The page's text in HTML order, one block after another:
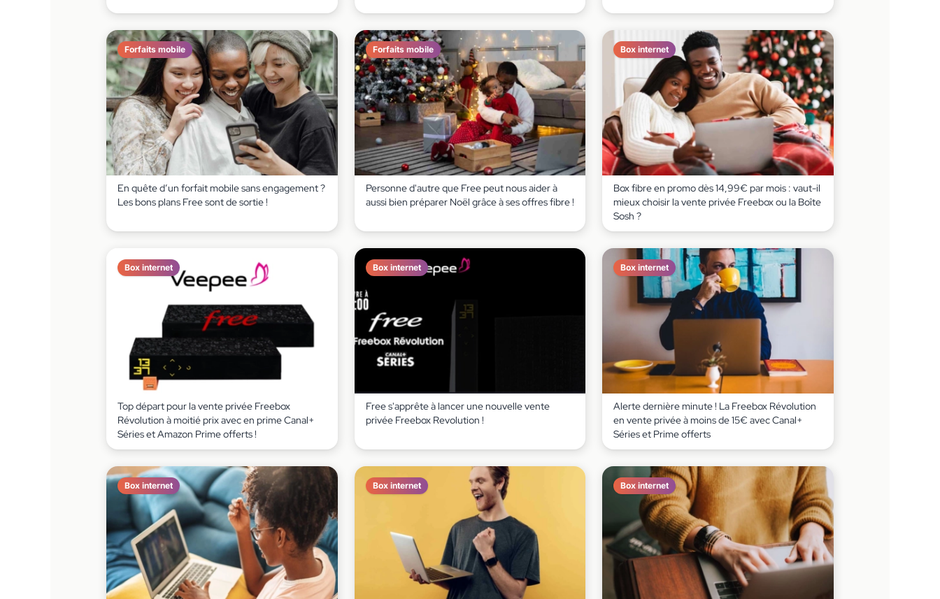
Forfaits mobile
En quête d’un forfait mobile sans engagement ?
Les bons plans Free sont de sortie !
Forfaits mobile
Personne d'autre que Free peut nous aider à
aussi bien préparer Noël grâce à ses offres fibre !
Box internet
Box fibre en promo dès 14,99€ par mois : vaut-il
mieux choisir la vente privée Freebox ou la Boîte
Sosh ?
Box internet
Top départ pour la vente privée Freebox
Révolution à moitié prix avec en prime Canal+
Séries et Amazon Prime offerts !
Box internet
Free s'apprête à lancer une nouvelle vente
privée Freebox Revolution !
Box internet
Alerte dernière minute ! La Freebox Révolution
en vente privée à moins de 15€ avec Canal+
Séries et Prime offerts
Box internet Box internet Box internet